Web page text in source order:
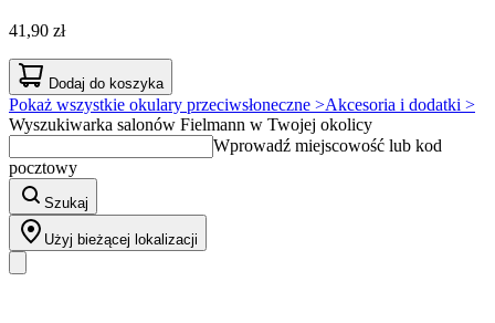
41,90 zł
Dodaj do koszyka
Pokaż wszystkie okulary przeciwsłoneczne >Akcesoria i dodatki >
Wyszukiwarka salonów Fielmann w Twojej okolicy
Wprowadź miejscowość lub kod
pocztowy
Szukaj
Użyj bieżącej lokalizacji